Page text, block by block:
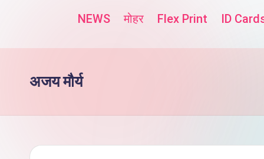
NEWS मोहर Flex Print ID
अजय मौर्य